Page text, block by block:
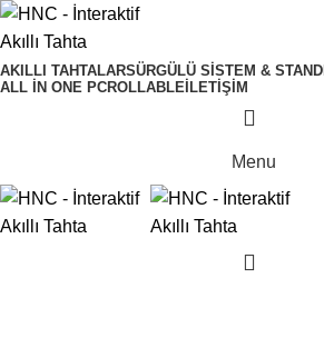
AKILLI TAHTALARSÜRGÜLÜ SISTEM & STAND
ALL IN ONE PCROLLABLE İLETIŞIM
Menu